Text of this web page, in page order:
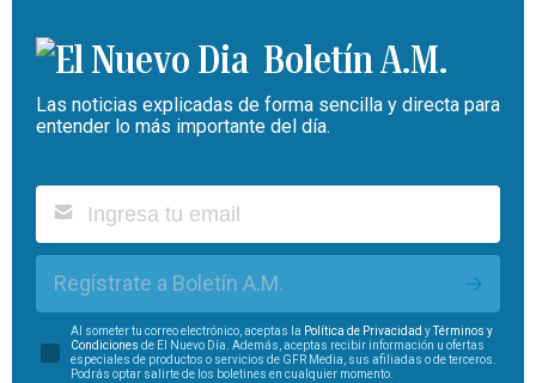
Boletín A.M.
Las noticias explicadas de forma sencilla y directa para
entender lo más importante del día.
Regístrate a Boletín A.M.
Al someter tu correo electrónico, aceptas la Política de Privacidad y
Términos y
Condiciones de El Nuevo Día. Además, aceptas recibir información u ofertas
especiales de productos o servicios de GFR Media, sus afiliadas o de terceros.
Podrás optar salirte de los boletines en cualquier momento.